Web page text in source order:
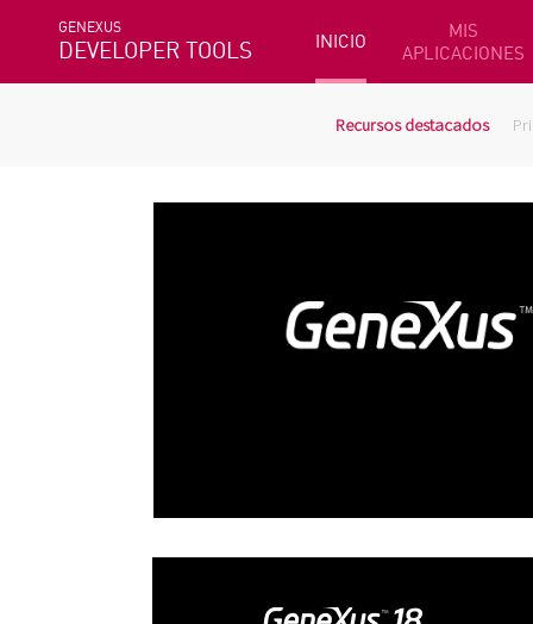
GENEXUS
DEVELOPER TOOLS INICIO
MIS
APLICACIONES
Recursos destacados